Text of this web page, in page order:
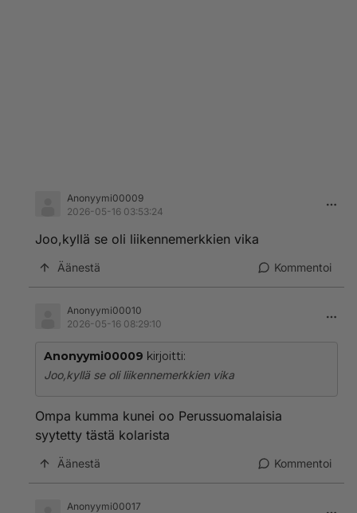
Anonyymi00009
2026-05-16 03:53:24
Joo,kyllä se oli liikennemerkkien vika
Äänestä Kommentoi
Anonyymi00010
2026-05-16 08:29:10
Anonyymi00009 kirjoitti:
Joo,kyllä se oli liikennemerkkien vika
Ompa kumma kunei oo Perussuomalaisia
syytetty tästä kolarista
Äänestä Kommentoi
Anonyymi00017